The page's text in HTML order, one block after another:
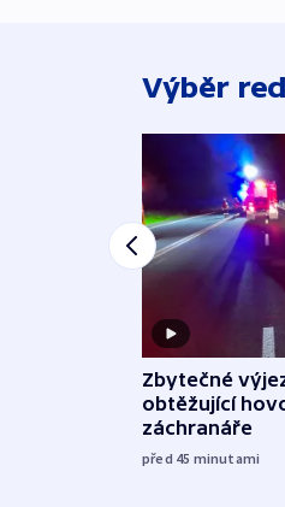
Výběr
Zbytečné
obtěžující
záchranáře
před 45 minutami